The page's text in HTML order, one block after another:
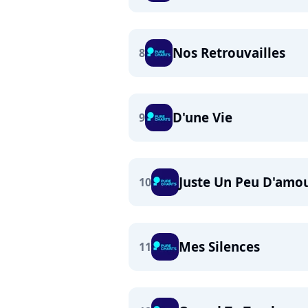
8 Nos Retrouvailles
9 D'une Vie
10 Juste Un Peu
11 Mes Silences